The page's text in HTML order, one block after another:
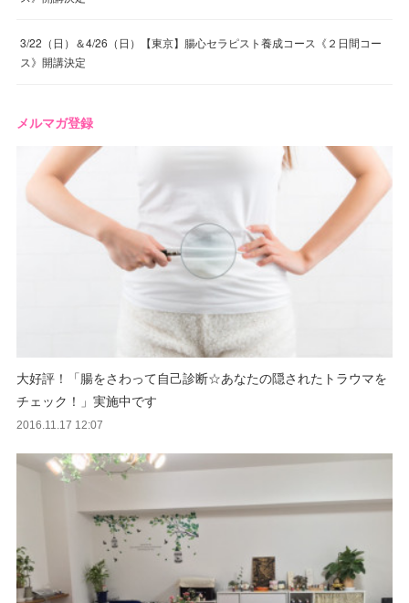
3/22（日）＆4/26（日）【東京】腸心セラピスト養成コース《２日間コー
ス》開講決定
メルマガ登録
大好評！「腸をさわって自己診断☆あなたの隠されたトラウマを
チェック！」実施中です
2016.11.17 12:07